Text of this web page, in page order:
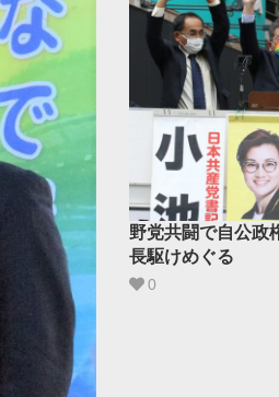
野党共闘で自公政
長駆けめぐる
0